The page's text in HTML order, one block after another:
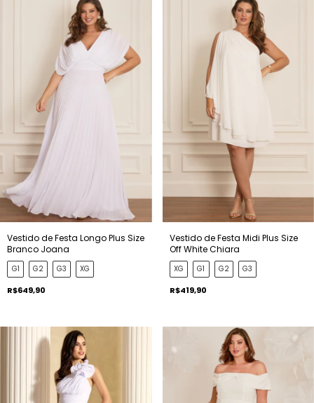
Vestido de Festa Longo Plus Size
Branco Joana
G1 G2 G3 XG
R$649,90
Vestido de Festa Midi Plus Size
Off White Chiara
XG G1 G2 G3
R$419,90